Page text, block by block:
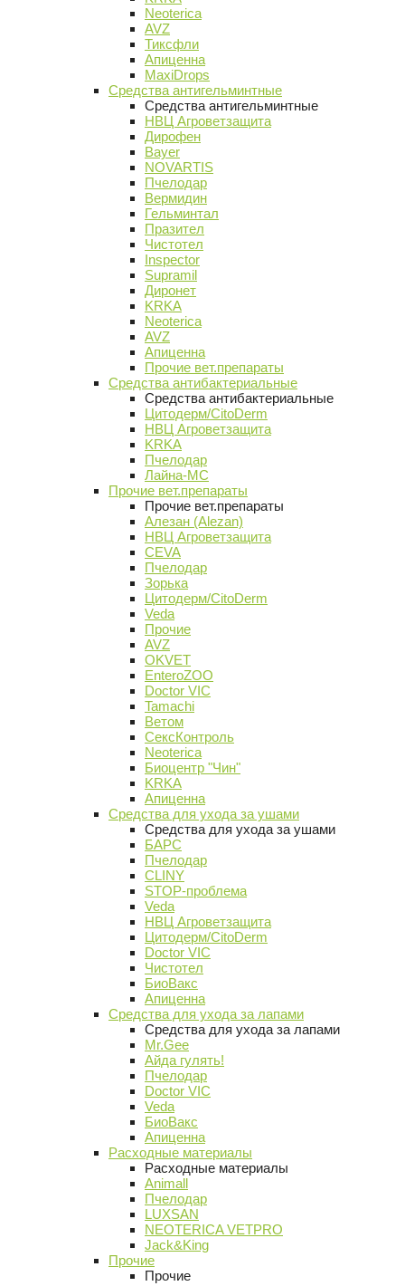
Neoterica
AVZ
Тиксфли
Апиценна
MaxiDrops
Средства антигельминтные
Средства антигельминтные
НВЦ Агроветзащита
Дирофен
Bayer
NOVARTIS
Пчелодар
Вермидин
Гельминтал
Празител
Чистотел
Inspector
Supramil
Диронет
KRKA
Neoterica
AVZ
Апиценна
Прочие вет.препараты
Средства антибактериальные
Средства антибактериальные
Цитодерм/CitoDerm
НВЦ Агроветзащита
KRKA
Пчелодар
Лайна-МС
Прочие вет.препараты
Прочие вет.препараты
Алезан (Alezan)
НВЦ Агроветзащита
CEVA
Пчелодар
Зорька
Цитодерм/CitoDerm
Veda
Прочие
AVZ
OKVET
EnteroZOO
Doctor VIC
Tamachi
Ветом
СексКонтроль
Neoterica
Биоцентр "Чин"
KRKA
Апиценна
Средства для ухода за ушами
Средства для ухода за ушами
БАРС
Пчелодар
CLINY
STOP-проблема
Veda
НВЦ Агроветзащита
Цитодерм/CitoDerm
Doctor VIC
Чистотел
БиоВакс
Апиценна
Средства для ухода за лапами
Средства для ухода за лапами
Mr.Gee
Айда гулять!
Пчелодар
Doctor VIC
Veda
БиоВакс
Апиценна
Расходные материалы
Расходные материалы
Animall
Пчелодар
LUXSAN
NEOTERICA VETPRO
Jack&King
Прочие
Прочие